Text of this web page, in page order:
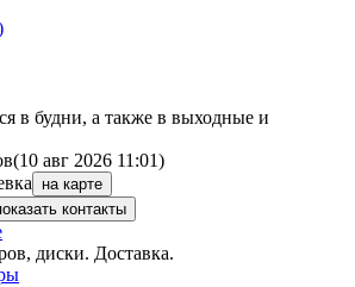
в будни, а также в выходные и
(10 авг 2026 11:01)
на карте
контакты
диски. Доставка.